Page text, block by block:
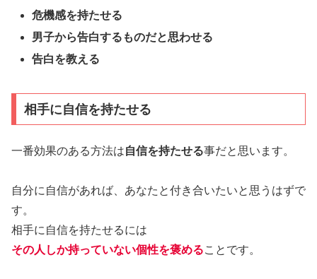
危機感を持たせる
男子から告白するものだと思わせる
告白を教える
相手に自信を持たせる
一番効果のある方法は自信を持たせる事だと思います。
自分に自信があれば、あなたと付き合いたいと思うはずで
す。
相手に自信を持たせるには
その人しか持っていない個性を褒めることです。